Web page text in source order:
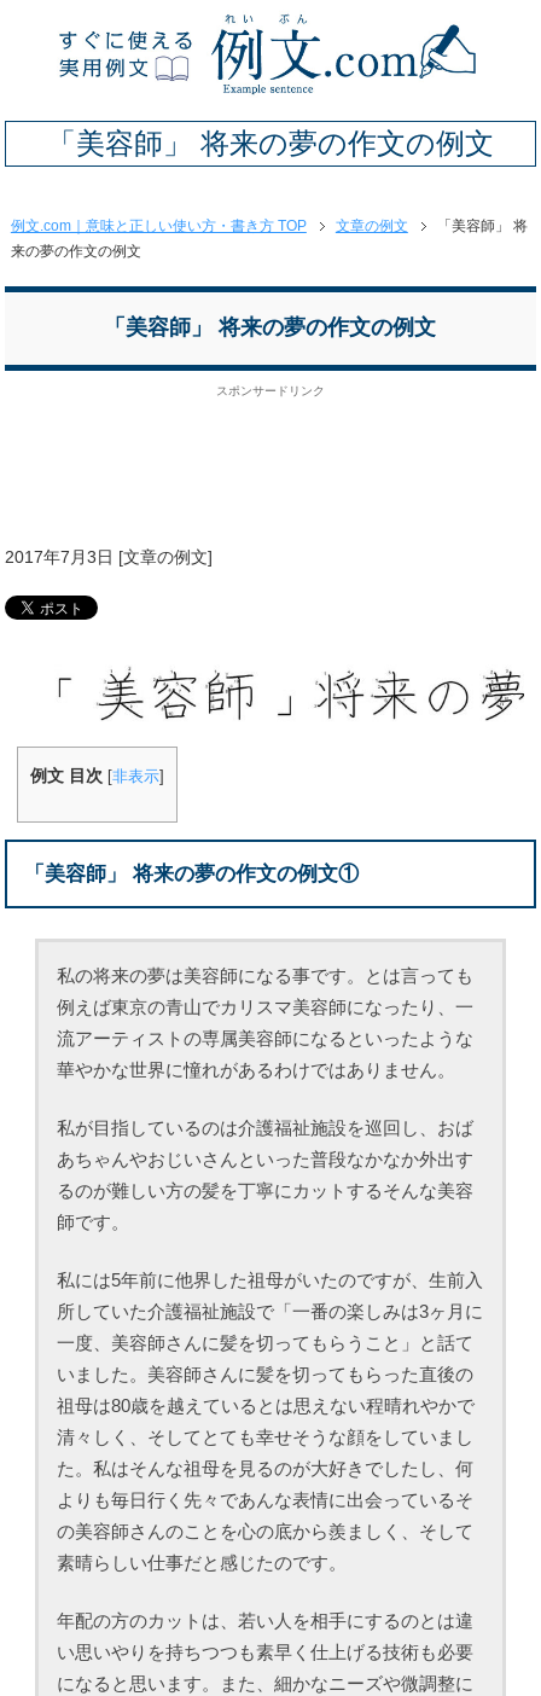
「美容師」 将来の夢の作文の例文
例文.com｜意味と正しい使い方・書き方 TOP 文章の例文
「美容師」 将
来の夢の作文の例文
「美容師」 将来の夢の作文の例文
スポンサードリンク
2017年7月3日 [文章の例文]
例文 目次 [非表示
「美容師」 将来の夢の作文の例文①
私の将来の夢は美容師になる事です。とは言っても
例えば東京の青山でカリスマ美容師になったり、一
流アーティストの専属美容師になるといったような
華やかな世界に憧れがあるわけではありません。
私が目指しているのは介護福祉施設を巡回し、おば
あちゃんやおじいさんといった普段なかなか外出す
るのが難しい方の髪を丁寧にカットするそんな美容
師です。
私には5年前に他界した祖母がいたのですが、生前入
所していた介護福祉施設で「一番の楽しみは3ヶ月に
一度、美容師さんに髪を切ってもらうこと」と話て
いました。美容師さんに髪を切ってもらった直後の
祖母は80歳を越えているとは思えない程晴れやかで
清々しく、そしてとても幸せそうな顔をしていまし
た。私はそんな祖母を見るのが大好きでしたし、何
よりも毎日行く先々であんな表情に出会っているそ
の美容師さんのことを心の底から羨ましく、そして
素晴らしい仕事だと感じたのです。
年配の方のカットは、若い人を相手にするのとは違
い思いやりを持ちつつも素早く仕上げる技術も必要
になると思います。また、細かなニーズや微調整に